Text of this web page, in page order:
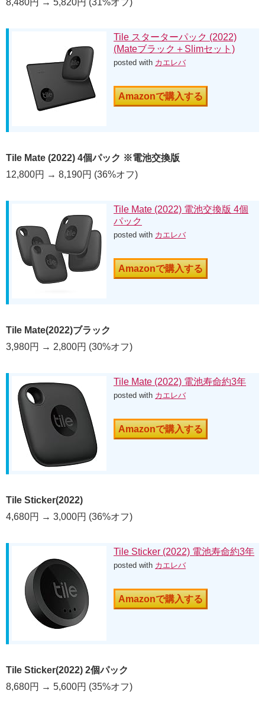
8,480円 → 5,820円 (31%オフ)
Tile スターターパック (2022)
(Mateブラック＋Slimセット)
posted with カエレバ
Amazonで購入する
Tile Mate (2022) 4個パック ※電池交換版
12,800円 → 8,190円 (36%オフ)
Tile Mate (2022) 電池交換版 4個
パック
posted with カエレバ
Amazonで購入する
Tile Mate(2022)ブラック
3,980円 → 2,800円 (30%オフ)
Tile Mate (2022) 電池寿命約3年
posted with カエレバ
Amazonで購入する
Tile Sticker(2022)
4,680円 → 3,000円 (36%オフ)
Tile Sticker (2022) 電池寿命約3年
posted with カエレバ
Amazonで購入する
Tile Sticker(2022) 2個パック
8,680円 → 5,600円 (35%オフ)